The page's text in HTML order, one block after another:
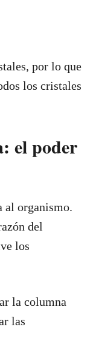
por lo que
los cristales
el poder
al organismo.
del
los
la columna
las